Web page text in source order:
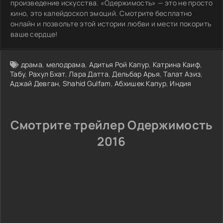
произведение искусства. «Одержимость» — это не просто
кино, это калейдоскоп эмоций. Смотрите бесплатно
онлайн и позвольте этой истории любви и мести покорить
ваше сердце!
драма, мелодрама, Адитья Рой Капур, Катрина Каиф,
Табу, Рахул Бхат,Лара Датта,Дельбар Арья,Талат Азиз,
Аджай Девган, Shahid Gulfam,Абхишек Капур, Индия
Смотрите трейлер Одержимость
2016